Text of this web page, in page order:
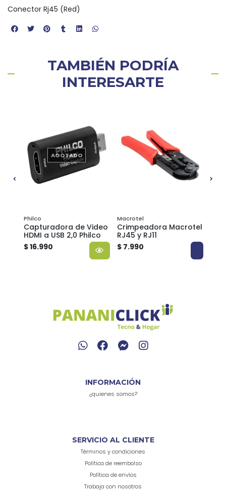
Conector Rj45 (Red)
TAMBIÉN PODRÍA
INTERESARTE
AGOTADO
Philco
Capturadora de Video
HDMI a USB 2,0 Philco
$ 16.990
Macrotel
Crimpeadora Macrotel
RJ45 y RJ11
$ 7.990
INFORMACIÓN
¿quienes somos?
SERVICIO AL CLIENTE
Términos y condiciones
Política de reembolso
Política de envíos
Trabaja con nosotros